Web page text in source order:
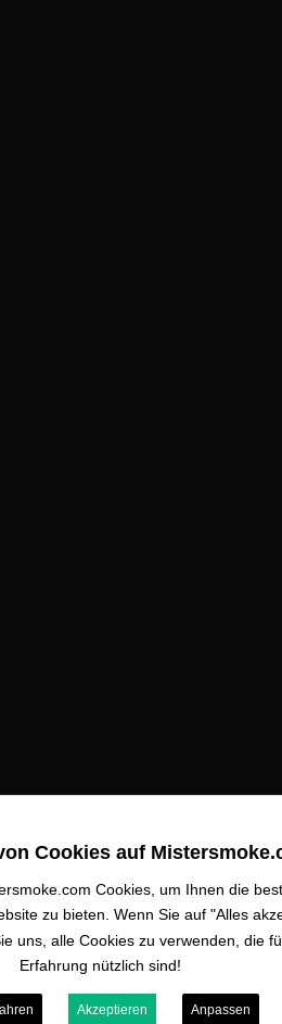
Cookies auf
Cookies, um Ihnen die
zu bieten. Wenn Sie auf "Alles
uns, alle Cookies zu verwenden, die
Erfahrung nützlich sind!
Akzeptieren Anpassen